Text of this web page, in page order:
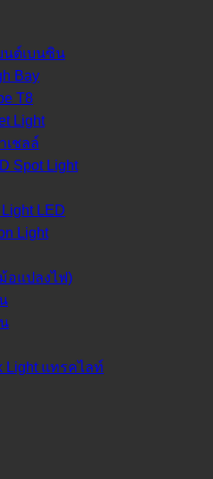
นต์เบนซิน
Bay
T8
Light
เชลล์
Spot Light
LED
Light
อแปลงไฟ)
Light แทรคไลท์